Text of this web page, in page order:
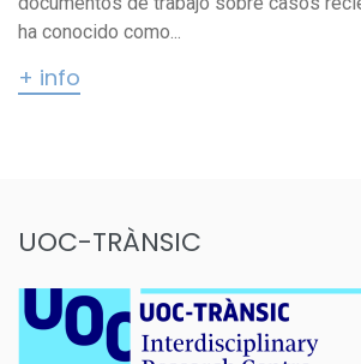
ha conocido como...
+ info
UOC-TRÀNSIC